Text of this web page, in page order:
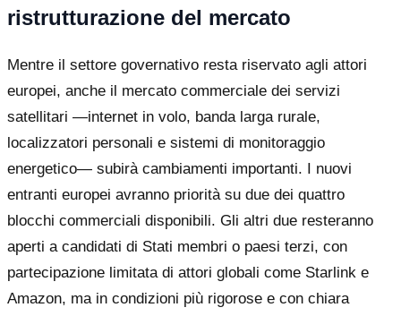
ristrutturazione del mercato
Mentre il settore governativo resta riservato agli attori
europei, anche il mercato commerciale dei servizi
satellitari —internet in volo, banda larga rurale,
localizzatori personali e sistemi di monitoraggio
energetico— subirà cambiamenti importanti. I nuovi
entranti europei avranno priorità su due dei quattro
blocchi commerciali disponibili. Gli altri due resteranno
aperti a candidati di Stati membri o paesi terzi, con
partecipazione limitata di attori globali come Starlink e
Amazon, ma in condizioni più rigorose e con chiara